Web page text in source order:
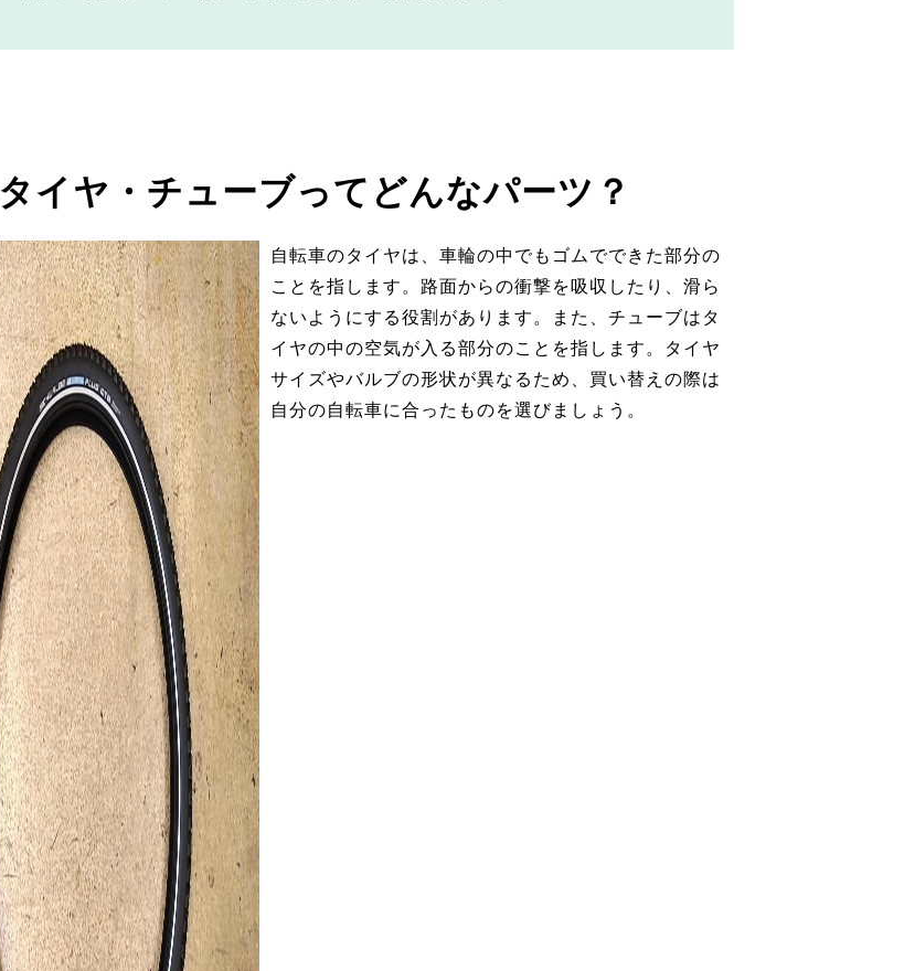
タイヤ・チューブってどんなパーツ？
自転車のタイヤは、車輪の中でもゴムでできた部分の
ことを指します。路面からの衝撃を吸収したり、滑ら
ないようにする役割があります。また、チューブはタ
イヤの中の空気が入る部分のことを指します。タイヤ
サイズやバルブの形状が異なるため、買い替えの際は
自分の自転車に合ったものを選びましょう。